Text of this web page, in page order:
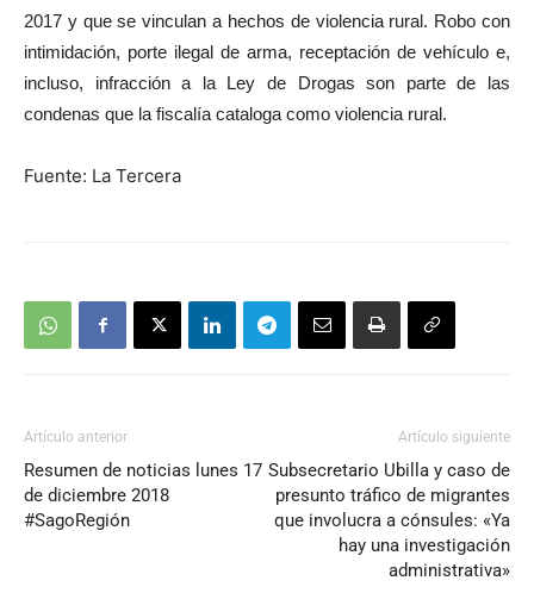
2017 y que se vinculan a hechos de violencia rural. Robo con
intimidación, porte ilegal de arma, receptación de vehículo e,
incluso, infracción a la Ley de Drogas son parte de las
condenas que la fiscalía cataloga como violencia rural.
Fuente: La Tercera
Artículo anterior
Resumen de noticias lunes 17
de diciembre 2018
#SagoRegión
Artículo siguiente
Subsecretario Ubilla y caso de
presunto tráfico de migrantes
que involucra a cónsules: «Ya
hay una investigación
administrativa»